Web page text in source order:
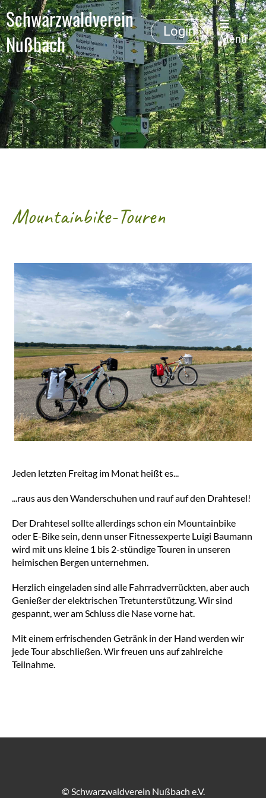
Schwarzwaldverein
Nußbach
Login
Menü
Mountainbike-Touren
Jeden letzten Freitag im Monat heißt es...
...raus aus den Wanderschuhen und rauf auf den Drahtesel!
Der Drahtesel sollte allerdings schon ein Mountainbike
oder E-Bike sein, denn unser Fitnessexperte Luigi Baumann
wird mit uns kleine 1 bis 2-stündige Touren in unseren
heimischen Bergen unternehmen.
Herzlich eingeladen sind alle Fahrradverrückten, aber auch
Genießer der elektrischen Tretunterstützung. Wir sind
gespannt, wer am Schluss die Nase vorne hat.
Mit einem erfrischenden Getränk in der Hand werden wir
jede Tour abschließen. Wir freuen uns auf zahlreiche
Teilnahme.
© Schwarzwaldverein Nußbach e.V.